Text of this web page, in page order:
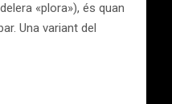
«plora»), és quan
Una variant del